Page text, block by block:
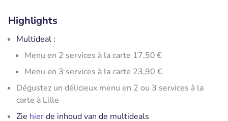
Highlights
Multideal :
​Menu en 2 services à la carte 17,50 €
Menu en 3 services à la carte 23,90 €
Dégustez un délicieux menu en 2 ou 3 services à la
carte à Lille
Zie hierde inhoud van de multideals